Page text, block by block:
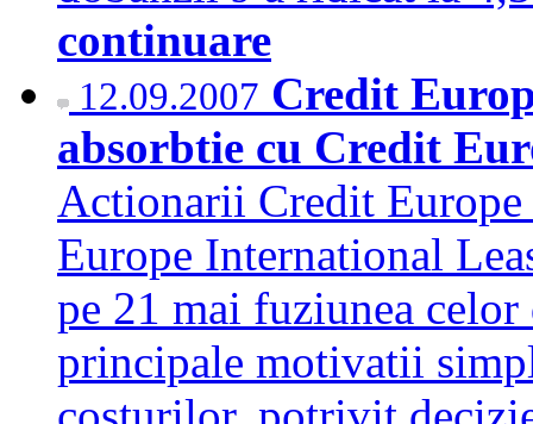
continuare
12.09.2007 Credit
absorbtie cu Credit
Actionarii Credit
Europe International
pe 21 mai fuziunea celor
principale motivatii